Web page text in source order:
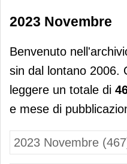
2023 Novembre
Benvenuto
sin dal lontano 2006.
leggere un totale di
e mese di